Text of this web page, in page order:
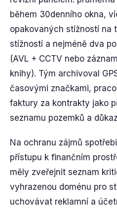
během 30denního okna,
opakovaných stížností na
stížností a nejméně dva
(AVL + CCTV nebo
knihy). Tým archivoval
časovými značkami,
faktury za kontrakty jako
seznamu pozemků a
Na ochranu zájmů
přístupu k finančním
měly zveřejnit seznam
vyhrazenou doménu pro
uchovávat reklamní a